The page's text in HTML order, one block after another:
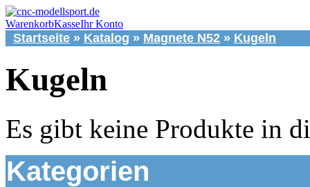
WarenkorbKasseIhr Konto
Startseite » Katalog » Magnete N52 » Kugeln
Kugeln
Es gibt keine Produkte in
Kategorien